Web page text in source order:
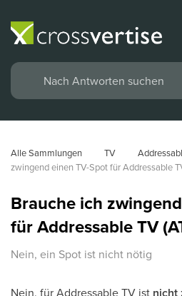
Alle Sammlungen TV
zwingend einen TV-Spot für Addressable
Brauche ich
für Addressable TV
Nein, ein Spot ist nicht nötig
Nein, für Addressable TV ist